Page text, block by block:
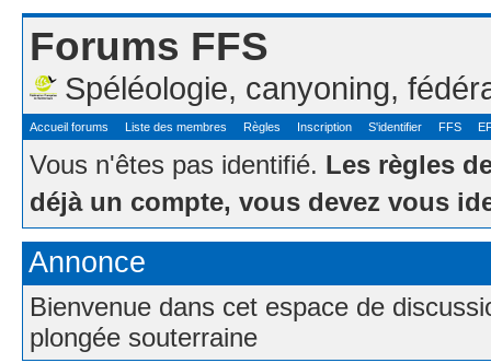
Forums FFS
Spéléologie, canyoning,
Accueil forums Liste des membres Règles Inscription S'identifier FFS
Vous n'êtes pas identifié. Les règles
déjà un compte, vous devez vous
Annonce
Bienvenue dans cet espace de
plongée souterraine